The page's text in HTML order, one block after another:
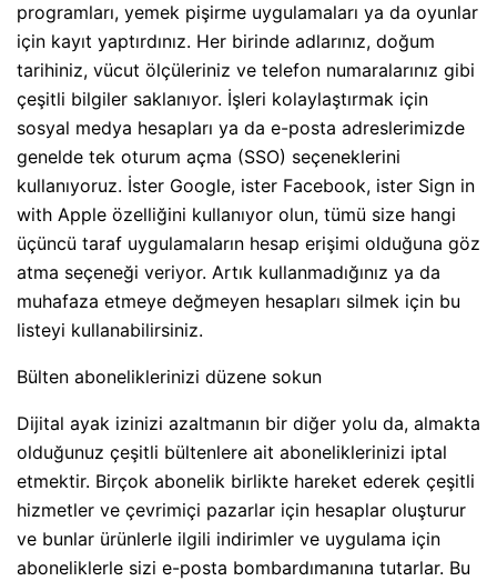
programları, yemek pişirme uygulamaları ya da oyunlar
için kayıt yaptırdınız. Her birinde adlarınız, doğum
tarihiniz, vücut ölçüleriniz ve telefon numaralarınız gibi
çeşitli bilgiler saklanıyor. İşleri kolaylaştırmak için
sosyal medya hesapları ya da e-posta adreslerimizde
genelde tek oturum açma (SSO) seçeneklerini
kullanıyoruz. İster Google, ister Facebook, ister Sign in
with Apple özelliğini kullanıyor olun, tümü size hangi
üçüncü taraf uygulamaların hesap erişimi olduğuna göz
atma seçeneği veriyor. Artık kullanmadığınız ya da
muhafaza etmeye değmeyen hesapları silmek için bu
listeyi kullanabilirsiniz.
Bülten aboneliklerinizi düzene sokun
Dijital ayak izinizi azaltmanın bir diğer yolu da, almakta
olduğunuz çeşitli bültenlere ait aboneliklerinizi iptal
etmektir. Birçok abonelik birlikte hareket ederek çeşitli
hizmetler ve çevrimiçi pazarlar için hesaplar oluşturur
ve bunlar ürünlerle ilgili indirimler ve uygulama için
aboneliklerle sizi e-posta bombardımanına tutarlar. Bu